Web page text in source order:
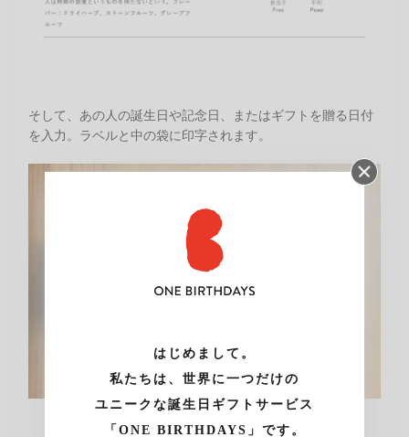
はじめまして。
私たちは、世界に一つだけの
ユニークな誕生日ギフトサービス
「ONE BIRTHDAYS」です。
そして、あの人の誕生日や記念日、またはギフトを贈る日付
を入力。ラベルと中の袋に印字されます。